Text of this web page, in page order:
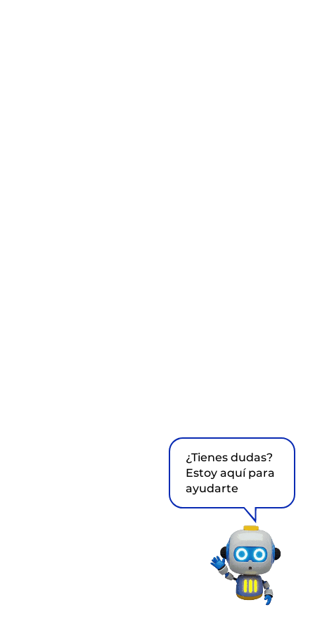
¿Tienes dudas?
Estoy aquí para
ayudarte